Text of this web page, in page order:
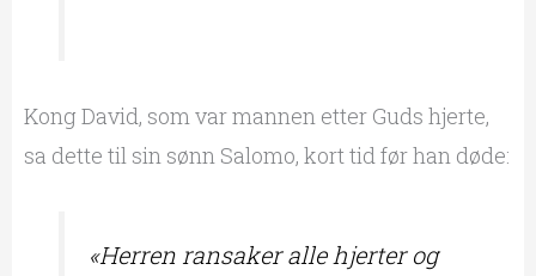
Kong David, som var mannen etter Guds hjerte,
sa dette til sin sønn Salomo, kort tid før han døde:
«Herren ransaker alle hjerter og